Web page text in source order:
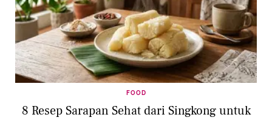
FOOD
8 Resep Sarapan Sehat dari Singkong untuk